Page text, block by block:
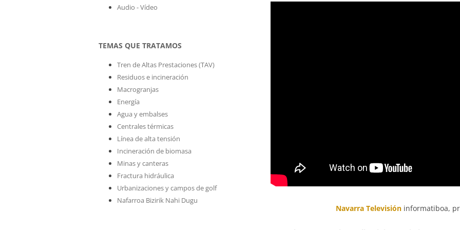
Navarra Televisióninformatiboa,
Audio - Vídeo
TEMAS QUE TRATAMOS
Tren de Altas Prestaciones (TAV)
Residuos e incineración
Macrogranjas
Energía
Agua y embalses
Centrales térmicas
Línea de alta tensión
Incineración de biomasa
Minas y canteras
Fractura hidráulica
Urbanizaciones y campos de golf
Nafarroa Bizirik Nahi Dugu